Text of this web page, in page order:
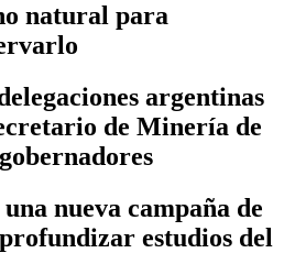
natural para
argentinas
de Minería de
nueva campaña de
estudios del